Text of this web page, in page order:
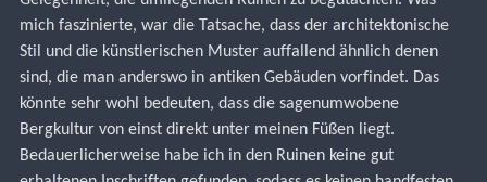
mich faszinierte, war die Tatsache, dass der architektonische
Stil und die künstlerischen Muster auffallend ähnlich denen
sind, die man anderswo in antiken Gebäuden vorfindet. Das
könnte sehr wohl bedeuten, dass die sagenumwobene
Bergkultur von einst direkt unter meinen Füßen liegt.
Bedauerlicherweise habe ich in den Ruinen keine gut